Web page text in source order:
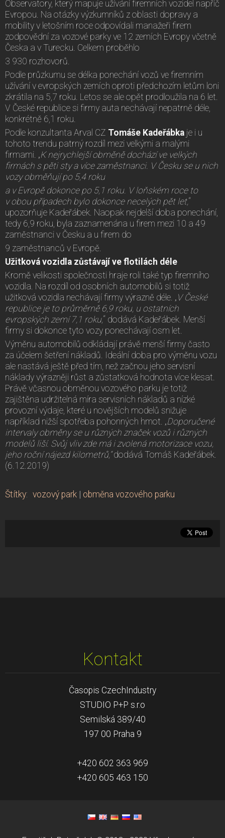
Observatory, který mapuje užívání firemních vozidel napříč
Evropou. Na otázky výzkumníků z oblasti dopravy a
mobility v letošním roce odpovídali manažeři firem
zodpovědní za vozové parky ve 12 zemích Evropy včetně
Česka a v Turecku. Celkem proběhlo
3 930 rozhovorů.
Podle průzkumu se délka ponechání vozů ve firemním
užívání v evropských zemích oproti předchozím letům loni
zkrátila na 5,7 roku. Letos se ale opět prodloužila na 6 let.
V České republice si firmy auta nechávají nepatrně déle,
konkrétně 6,1 roku.
Podle konzultanta Arval CZ Tomáše Kadeřábka je i u
tohoto trendu patrný rozdíl mezi velkými a malými
firmami. „K nejrychlejší obměně dochází ve velkých
firmách s pěti sty a více zaměstnanci. V Česku se u nich
vozy obměňují po 5,4 roku
a v Evropě dokonce po 5,1 roku. V loňském roce to
v obou případech bylo dokonce necelých pět let,“
upozorňuje Kadeřábek. Naopak nejdelší doba ponechání,
tedy 6,9 roku, byla zaznamenána u firem mezi 10 a 49
zaměstnanci v Česku a u firem do
9 zaměstnanců v Evropě.
Užitková vozidla zůstávají ve flotilách déle
Kromě velikosti společnosti hraje roli také typ firemního
vozidla. Na rozdíl od osobních automobilů si totiž
užitková vozidla nechávají firmy výrazně déle. „ V České
republice je to průměrně 6,9 roku, u ostatních
evropských zemí 7,1 roku,“ dodává Kadeřábek. Menší
firmy si dokonce tyto vozy ponechávají osm let.
Výměnu automobilů odkládají právě menší firmy často
za účelem šetření nákladů. Ideální doba pro výměnu vozu
ale nastává ještě před tím, než začnou jeho servisní
náklady výrazněji růst a zůstatková hodnota více klesat.
Právě včasnou obměnou vozového parku je totiž
zajištěna udržitelná míra servisních nákladů a nízké
provozní výdaje, které u novějších modelů snižuje
například nižší spotřeba pohonných hmot. „Doporučené
intervaly obměny se u různých značek vozů i různých
modelů liší. Svůj vliv zde má i zvolená motorizace vozu,
jeho ročnínájezd kilometrů,“dodává Tomáš Kadeřábek.
(6.12.2019)
Štítky: vozový park | obměna vozového parku
Kontakt
Časopis CzechIndustry
STUDIO P+P s.r.o
Semilská 389/40
197 00 Praha 9
+420 602 363 969
+420 605 463 150